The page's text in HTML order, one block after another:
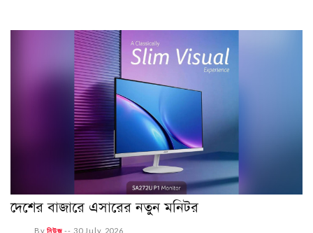
দেশের বাজারে এসারের নতুন মনিটর
Byনিউজ -- 30 July, 2026